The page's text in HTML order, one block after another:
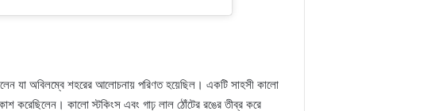
যা অবিলম্বে শহরের আলোচনায় পরিণত হয়েছিল। একটি সাহসী কালো
করেছিলেন। কালো স্টকিংস এবং গাঢ় লাল ঠোঁটের রঙের তীব্র করে